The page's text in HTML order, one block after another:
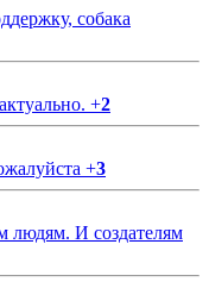
собака
+2
+3
людям. И создателям